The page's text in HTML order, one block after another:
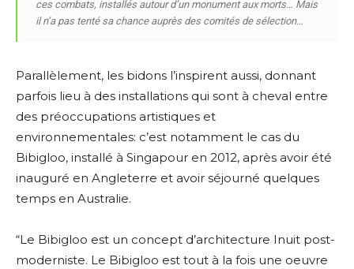
J'accepte lestermes et conditions
* Champ obligatoire
ces combats, installés autour d’un monument aux morts… Mais
il n’a pas tenté sa chance auprès des comités de sélection…
Parallèlement, les bidons l’inspirent aussi, donnant
parfois lieu à des installations qui sont à cheval entre
des préoccupations artistiques et
environnementales: c’est notamment le cas du
Bibigloo, installé à Singapour en 2012, après avoir été
inauguré en Angleterre et avoir séjourné quelques
temps en Australie.
“Le Bibigloo est un concept d’architecture Inuit post-
moderniste. Le Bibigloo est tout à la fois une oeuvre